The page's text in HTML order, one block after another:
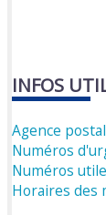
INFOS
Agence
Numéros
Numéros
Horaires des